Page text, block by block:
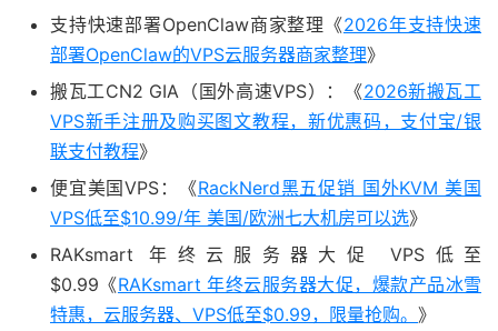
支持快速部署OpenClaw商家整理《2026年支持快速
部署OpenClaw的VPS云服务器商家整理》
搬瓦工CN2 GIA（国外高速VPS）：《2026新搬瓦工
VPS新手注册及购买图文教程，新优惠码，支付宝/银
联支付教程》
便宜美国VPS：《RackNerd黑五促销 国外KVM 美国
VPS低至$10.99/年 美国/欧洲七大机房可以选》
RAKsmart 年终云服务器大促 VPS低至
$0.99《RAKsmart 年终云服务器大促，爆款产品冰雪
特惠，云服务器、VPS低至$0.99，限量抢购。 》